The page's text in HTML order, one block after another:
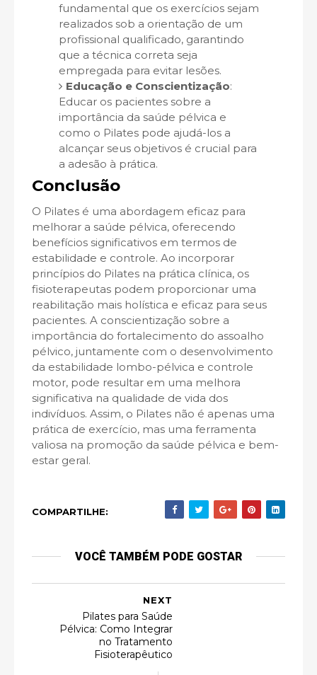
fundamental que os exercícios sejam
realizados sob a orientação de um
profissional qualificado, garantindo
que a técnica correta seja
empregada para evitar lesões.
Educação e Conscientização:
Educar os pacientes sobre a
importância da saúde pélvica e
como o Pilates pode ajudá-los a
alcançar seus objetivos é crucial para
a adesão à prática.
Conclusão
O Pilates é uma abordagem eficaz para
melhorar a saúde pélvica, oferecendo
benefícios significativos em termos de
estabilidade e controle. Ao incorporar
princípios do Pilates na prática clínica, os
fisioterapeutas podem proporcionar uma
reabilitação mais holística e eficaz para seus
pacientes. A conscientização sobre a
importância do fortalecimento do assoalho
pélvico, juntamente com o desenvolvimento
da estabilidade lombo-pélvica e controle
motor, pode resultar em uma melhora
significativa na qualidade de vida dos
indivíduos. Assim, o Pilates não é apenas uma
prática de exercício, mas uma ferramenta
valiosa na promoção da saúde pélvica e bem-
estar geral.
COMPARTILHE:
VOCÊ TAMBÉM PODE GOSTAR
NEXT
Pilates para Saúde
Pélvica: Como Integrar
no Tratamento
Fisioterapêutico